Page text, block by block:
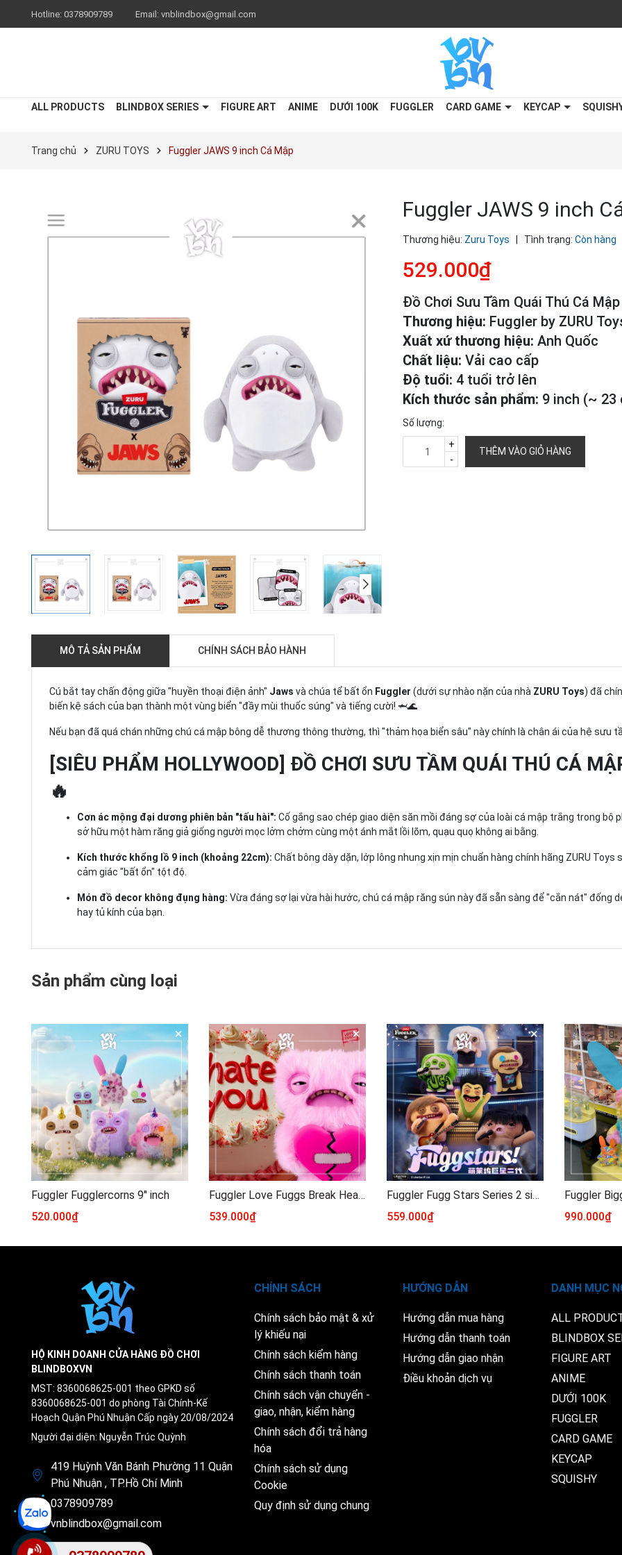
Hotline: 0378909789 Email: vnblindbox@gmail.com
ALL PRODUCTS BLINDBOX SERIES FIGURE ART ANIME DƯỚI 100K FUGGLER CARD GAME KEYCAP
Trang chủ ZURU TOYS Fuggler JAWS 9 inch Cá Mập
Fuggler JAWS 9 inch
Thương hiệu: Zuru Toys Tình trạng: Còn hàng
529.000₫
Đồ Chơi Sưu Tầm Quái Thú Cá
Thương hiệu: Fuggler by ZURU
Xuất xứ thương hiệu: Anh Quốc
Chất liệu: Vải cao cấp
Độ tuổi: 4 tuổi trở lên
Kích thước sản phẩm: 9 inch (~ 23
Số lượng:
-
+
THÊM VÀO GIỎ HÀNG
MÔ TẢ SẢN PHẨM CHÍNH SÁCH BẢO HÀNH
Cú bắt tay chấn động giữa "huyền thoại điện ảnh" Jaws và chúa tể bất ổn Fuggler (dưới sự nhào nặn của nhà ZURU Toys) đã
biến kệ sách của bạn thành một vùng biển "đầy mùi thuốc súng" và tiếng cười! 🦈🌊
Nếu bạn đã quá chán những chú cá mập bông dễ thương thông thường, thì "thảm họa biển sâu" này chính là chân ái của hệ sưu
[SIÊU PHẨM HOLLYWOOD] ĐỒ CHƠI SƯU TẦM QUÁI THÚ CÁ
🔥
Cơn ác mộng đại dương phiên bản "tấu hài": Cố gắng sao chép giao diện săn mồi đáng sợ của loài cá mập trắng trong bộ
sở hữu một hàm răng giả giống người mọc lởm chởm cùng một ánh mắt lồi lõm, quạu quọ không ai bằng.
Kích thước khổng lồ 9 inch (khoảng 22cm): Chất bông dày dặn, lớp lông nhung xịn mịn chuẩn hàng chính hãng ZURU
cảm giác "bất ổn" tột độ.
Món đồ decor không đụng hàng: Vừa đáng sợ lại vừa hài hước, chú cá mập răng sún này đã sẵn sàng để "cắn nát"
hay tủ kính của bạn.
Sản phẩm cùng loại
Fuggler Fugglercorns 9" inch
520.000₫
Fuggler Love Fuggs Break Heart 9"inch ZURU TOYS
539.000₫
Fuggler Fugg Stars Series 2 size 9"inch Series Zuru Toys
559.000₫
990.000₫
HỘ KINH DOANH CỬA HÀNG ĐỒ CHƠI
BLINDBOXVN
MST: 8360068625-001 theo GPKD số
8360068625-001 do phòng Tài Chính-Kế
Hoạch Quận Phú Nhuận Cấp ngày 20/08/2024
Người đại diện: Nguyễn Trúc Quỳnh
419 Huỳnh Văn Bánh Phường 11 Quận
Phú Nhuận , TP.Hồ Chí Minh
0378909789
vnblindbox@gmail.com
CHÍNH SÁCH
Chính sách bảo mật & xử
lý khiếu nại
Chính sách kiểm hàng
Chính sách thanh toán
Chính sách vận chuyển -
giao, nhận, kiểm hàng
Chính sách đổi trả hàng
hóa
Chính sách sử dụng
Cookie
Quy định sử dụng chung
HƯỚNG DẪN
Hướng dẫn mua hàng
Hướng dẫn thanh toán
Hướng dẫn giao nhận
Điều khoản dịch vụ
DANH MỤC
ALL
BLINDBOX
FIGURE ART
ANIME
DƯỚI 100K
FUGGLER
CARD GAME
KEYCAP
SQUISHY